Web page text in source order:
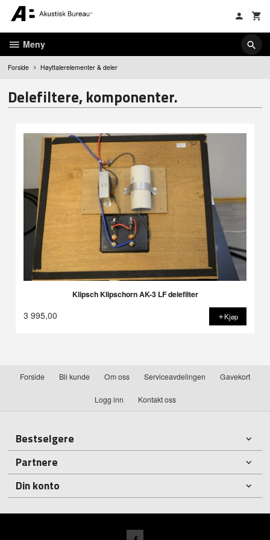
innholdet
Meny
Forside Høyttalerelementer & deler
Delefiltere, komponenter.
Klipsch Klipschorn AK-3 LF delefilter
3 995,00 Kjøp
Forside Bli kunde Om oss Serviceavdelingen Gavekort
Logg inn Kontakt oss
Bestselgere
Partnere
Din konto